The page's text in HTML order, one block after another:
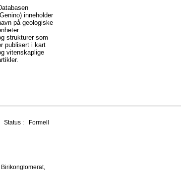
inneholder
på geologiske
strukturer som
publisert i kart
vitenskaplige
Status : Formell